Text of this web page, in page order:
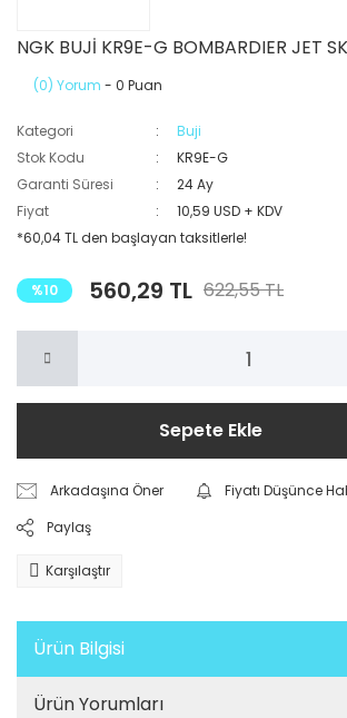
NGK BUJİ KR9E-G BOMBARDIER JET
(0) Yorum - 0 Puan
Kategori
Buji
Stok Kodu
KR9E-G
Garanti Süresi
24 Ay
Fiyat
10,59 USD + KDV
*60,04 TL den başlayan taksitlerle!
%10 560,29 TL 622,55 TL
Sepete Ekle
Arkadaşına Öner
Fiyatı Düşünce
Paylaş
Karşılaştır
Ürün Bilgisi
Ürün Yorumları